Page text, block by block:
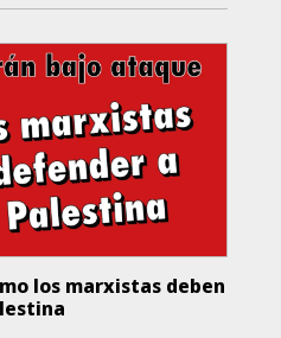
los marxistas deben